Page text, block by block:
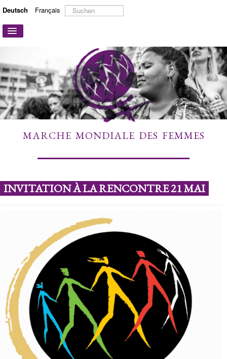
Deutsch Français
Suchen
...
Navigation
ÜBER UNS
AKTIONEN UND KAMPAGNEN
MITMACHEN
MEHR ERFAHREN
MARCHE MONDIALE DES FEMMES
INVITATION À LA RENCONTRE 21 MAI